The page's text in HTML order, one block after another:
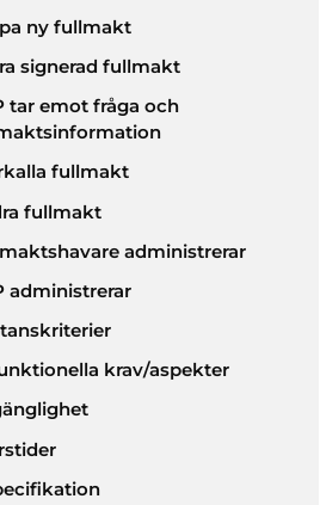
ny fullmakt
signerad fullmakt
tar emot fråga och
fullmakt
fullmakt
administrerar
administrerar
krav/aspekter